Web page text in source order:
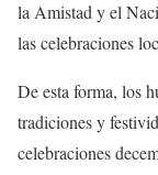
la Amistad y el
las celebraciones
De esta forma, los
tradiciones y
celebraciones